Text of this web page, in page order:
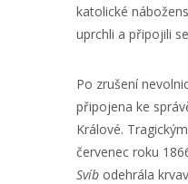
katolické
uprchli a připojili
Po zrušení
připojena ke
Králové.
červenec roku
Svíb odehrála